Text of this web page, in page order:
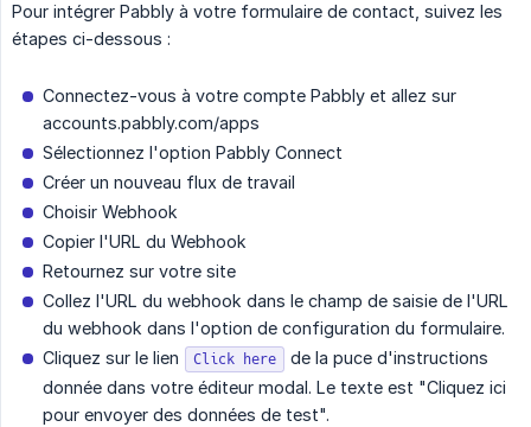
Pour intégrer Pabbly à votre formulaire de contact, suivez les
étapes ci-dessous :
Connectez-vous à votre compte Pabbly et allez sur
accounts.pabbly.com/apps
Sélectionnez l'option Pabbly Connect
Créer un nouveau flux de travail
Choisir Webhook
Copier l'URL du Webhook
Retournez sur votre site
Collez l'URL du webhook dans le champ de saisie de l'URL
du webhook dans l'option de configuration du formulaire.
Cliquez sur le lien
Click here
de la puce d'instructions
donnée dans votre éditeur modal. Le texte est "Cliquez ici
pour envoyer des données de test".